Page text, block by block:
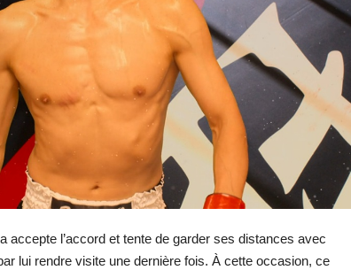
accepte l’accord et tente de garder ses distances avec
lui rendre visite une dernière fois. À cette occasion, ce